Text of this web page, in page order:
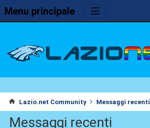
Menu principale
Lazio.net Community Messaggi recenti
Messaggi recenti